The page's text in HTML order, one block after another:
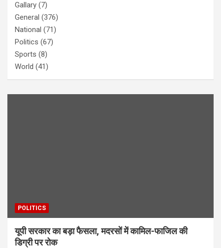
Gallary (7)
General (376)
National (71)
Politics (67)
Sports (8)
World (41)
POLITICS
यूपी सरकार का बड़ा फैसला, मदरसों में कामिल-फाजिल की
डिग्री पर रोक